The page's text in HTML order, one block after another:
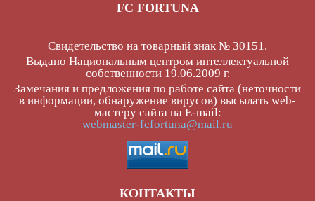
FC FORTUNA
Свидетельство на товарный знак № 30151.
Выдано Национальным центром интеллектуальной
собственности 19.06.2009 г.
Замечания и предложения по работе сайта (неточности
в информации, обнаружение вирусов) высылать web-
мастеру сайта на E-mail:
webmaster-fcfortuna@mail.ru
КОНТАКТЫ